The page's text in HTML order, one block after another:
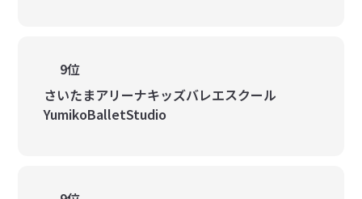
9位
さいたまアリーナキッズバレエスクール
YumikoBalletStudio